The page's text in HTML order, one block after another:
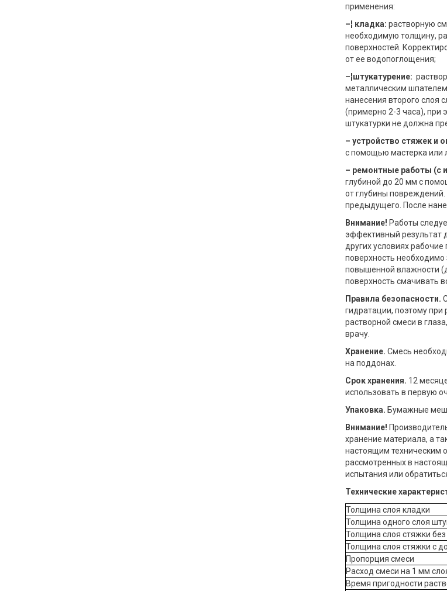
применения:
–¦ кладка: растворную
необходимую толщину,
поверхностей.
от ее водопоглощения;
–¦штукатурение:
металлическим
нанесения второго слоя
(примерно 2-3 часа), при
штукатурки не должна
– устройство стяжек и
с помощью мастерка или
– ремонтные работы (с
глубиной до 20 мм с
от глубины
предыдущего. После
Внимание! Работы
эффективный результат
других условиях
поверхность
повышенной влажности
поверхность смачивать
Правила безопасности.
гидратации, поэтому при
растворной смеси в
врачу.
Хранение. Смесь
на поддонах.
Срок хранения. 12
использовать в первую
Упаковка. Бумажные
Внимание!
хранение материала, а
настоящим техническим
рассмотренных в
испытания или
Технические
Толщина слоя кладки
Толщина одного слоя
Толщина слоя стяжки
Толщина слоя стяжки с
Пропорция смеси
Расход смеси на 1 мм
Время пригодности